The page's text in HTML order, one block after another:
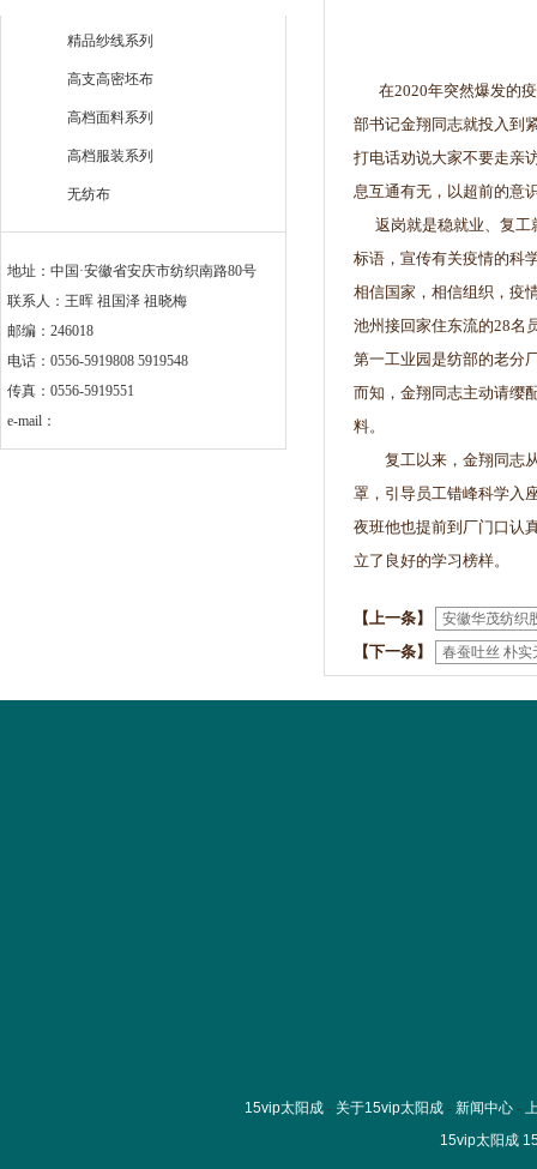
精品纱线系列
高支高密坯布
高档面料系列
高档服装系列
无纺布
地址：中国·安徽省安庆市纺织南路80号
联系人：王晖 祖国泽 祖晓梅
邮编：246018
电话：0556-5919808 5919548
传真：0556-5919551
e-mail：
在2020年突然爆发的疫
部书记金翔同志就投入到
打电话劝说大家不要走亲
息互通有无，以超前的意
返岗就是稳就业、复工
标语，宣传有关疫情的科
相信国家，相信组织，疫
池州接回家住东流的28名
第一工业园是纺部的老分
而知，金翔同志主动请缨
料。
复工以来，金翔同志从
罩，引导员工错峰科学入
夜班他也提前到厂门口认
立了良好的学习榜
【上一条】 安徽华茂纺织
【下一条】 春蚕吐丝 朴实
15vip太阳成 - 关于15vip太阳成 - 新闻中心 -
15vip太阳成